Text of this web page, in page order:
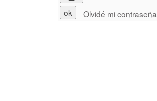
Olvidé mi contraseña